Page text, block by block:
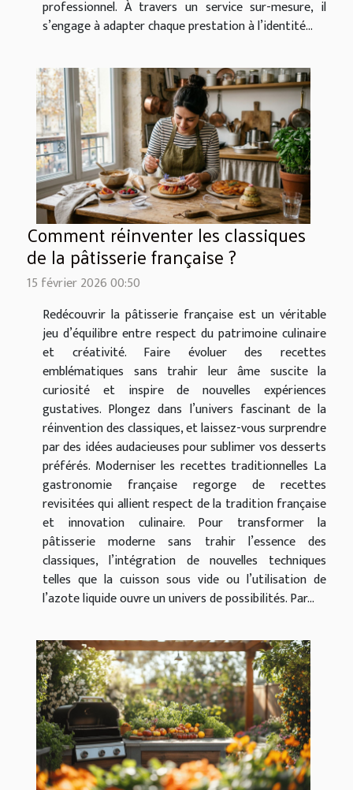
professionnel. À travers un service sur-mesure, il
s’engage à adapter chaque prestation à l’identité...
Comment réinventer les classiques
de la pâtisserie française ?
15 février 2026 00:50
Redécouvrir la pâtisserie française est un véritable
jeu d’équilibre entre respect du patrimoine culinaire
et créativité. Faire évoluer des recettes
emblématiques sans trahir leur âme suscite la
curiosité et inspire de nouvelles expériences
gustatives. Plongez dans l’univers fascinant de la
réinvention des classiques, et laissez-vous surprendre
par des idées audacieuses pour sublimer vos desserts
préférés. Moderniser les recettes traditionnelles La
gastronomie française regorge de recettes
revisitées qui allient respect de la tradition française
et innovation culinaire. Pour transformer la
pâtisserie moderne sans trahir l’essence des
classiques, l’intégration de nouvelles techniques
telles que la cuisson sous vide ou l’utilisation de
l’azote liquide ouvre un univers de possibilités. Par...